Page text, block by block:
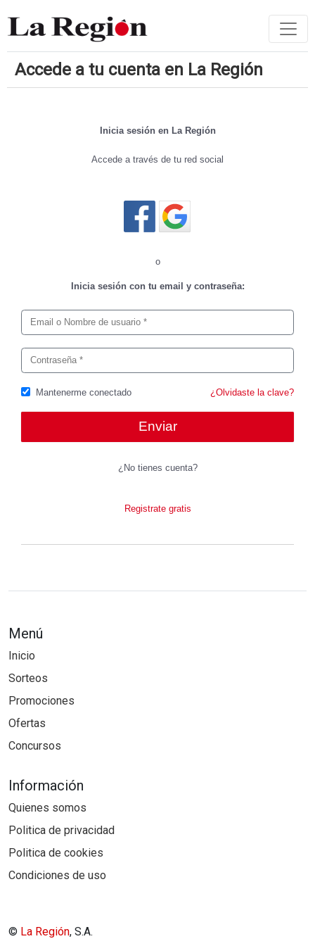
Accede a tu cuenta en La Región
Inicia sesión en La Región
Accede a través de tu red social
Cerrar sesión
o
Inicia sesión con tu email y contraseña:
¿Olvidaste la clave?
Mantenerme conectado
¿No tienes cuenta?
Registrate gratis
Menú
Inicio
Sorteos
Promociones
Ofertas
Concursos
Información
Quienes somos
Politica de privacidad
Politica de cookies
Condiciones de uso
© La Región, S.A.